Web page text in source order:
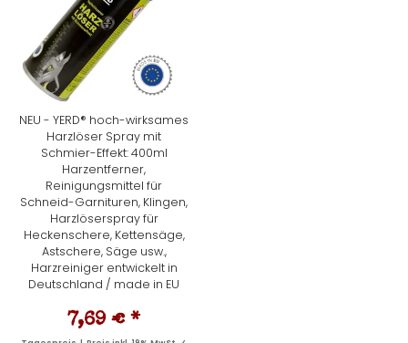
NEU - YERD® hoch-wirksames
Harzlöser Spray mit
Schmier-Effekt: 400ml
Harzentferner,
Reinigungsmittel für
Schneid-Garnituren, Klingen,
Harzlöserspray für
Heckenschere, Kettensäge,
Astschere, Säge usw.,
Harzreiniger entwickelt in
Deutschland / made in EU
7,69 € *